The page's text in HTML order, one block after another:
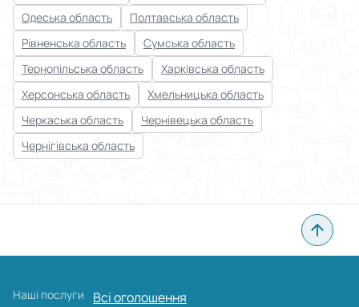
Одеська область
Полтавська область
Рівненська область
Сумська область
Тернопільська область
Харківська область
Херсонська область
Хмельницька область
Черкаська область
Чернівецька область
Чернігівська область
Наші послуги
Всі оголошення